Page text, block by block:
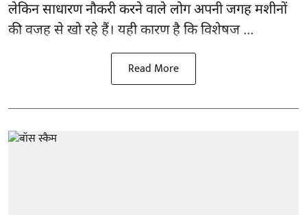
लेकिन साधारण नौकरी करने वाले लोग अपनी जगह मशीनों
की वजह से खो रहे हैं। यही कारण है कि विशेषज ...
Read More